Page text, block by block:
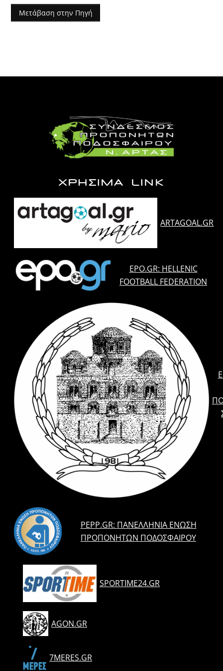
Μετάβαση στην Πηγή
ΧΡΗΣΙΜΑ LINK
ARTAGOAL.GR
EPO.GR: HELLENIC
FOOTBALL FEDERATION
PEPP.GR: ΠΑΝΕΛΛΉΝΙΑ ΈΝΩΣΗ
ΠΡΟΠΟΝΗΤΏΝ ΠΟΔΟΣΦΑΊΡΟΥ
SPORTIME24.GR
AGON.GR
7MERES.GR